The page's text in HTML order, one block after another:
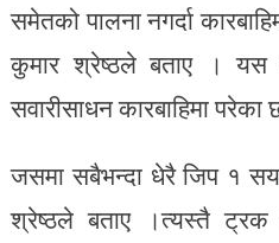
समेतको पालना नगर्दा
कुमार श्रेष्ठले बताए ।
सवारीसाधन कारबाहिमा
जसमा सबैभन्दा धेरै जिप १
श्रेष्ठले बताए ।त्यस्तै